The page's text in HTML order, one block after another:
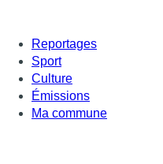
Reportages
Sport
Culture
Émissions
Ma commune